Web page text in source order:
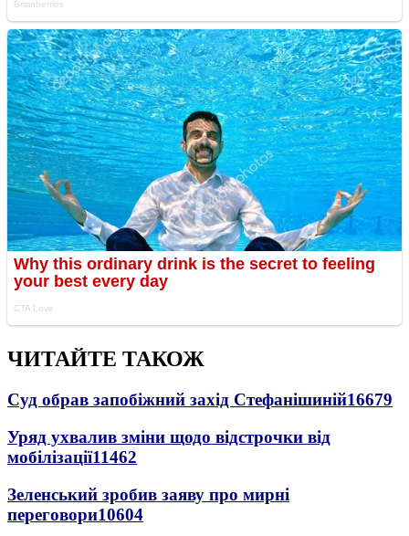
ЧИТАЙТЕ ТАКОЖ
Суд обрав запобіжний захід Стефанішиній16679
Уряд ухвалив зміни щодо відстрочки від
мобілізації11462
Зеленський зробив заяву про мирні
переговори10604